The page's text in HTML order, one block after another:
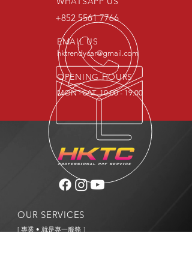
+852 5561 7766
EMAIL US
hktrendycar@gmail.com
OPENING HOURS
MON - SAT 10:00 - 19:00
OUR SERVICES
[ 專業 • 就是專一服務 ］